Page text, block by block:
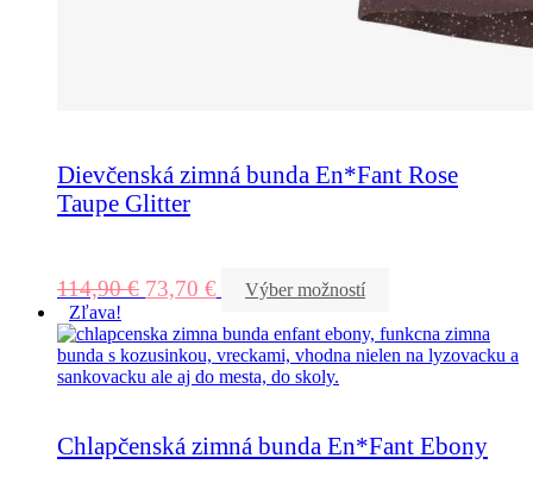
Dievčenská zimná bunda En*Fant Rose
Taupe Glitter
114,90€ 73,70 €
Výber možností
Zľava!
Chlapčenská zimná bunda En*Fant Ebony